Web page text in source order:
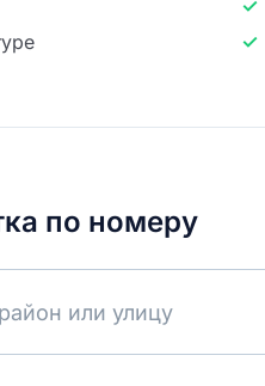
по номеру
или улицу